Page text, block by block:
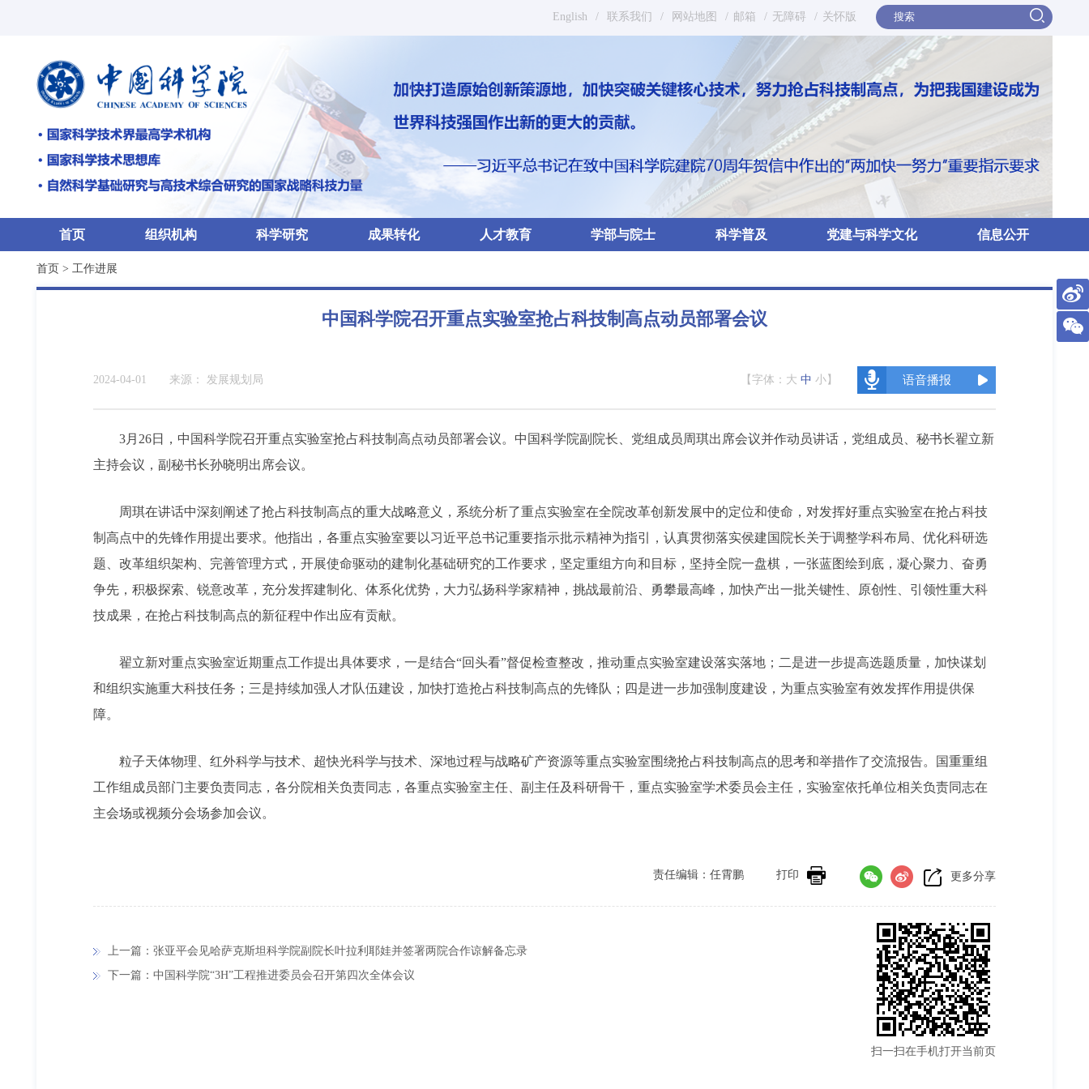
English / 联系我们 / 网站地图 / 邮箱 / 无障碍 / 关怀版
首页 组织机构 科学研究 成果转化 人才教育 学部与院士 科学普及 党建与科学文化 信息公开
首页 > 工作进展
中国科学院召开重点实验室抢占科技制高点动员部署会议
2024-04-01 来源： 发展规划局 【字体： 大 中 小 】 语音播报
3月26日，中国科学院召开重点实验室抢占科技制高点动员部署会议。中国科学院副院长、党组成员周琪出席会议并作动员讲话，党组成员、秘书长翟立新
主持会议，副秘书长孙晓明出席会议。
周琪在讲话中深刻阐述了抢占科技制高点的重大战略意义，系统分析了重点实验室在全院改革创新发展中的定位和使命，对发挥好重点实验室在抢占科技
制高点中的先锋作用提出要求。他指出，各重点实验室要以习近平总书记重要指示批示精神为指引，认真贯彻落实侯建国院长关于调整学科布局、优化科研选
题、改革组织架构、完善管理方式，开展使命驱动的建制化基础研究的工作要求，坚定重组方向和目标，坚持全院一盘棋，一张蓝图绘到底，凝心聚力、奋勇
争先，积极探索、锐意改革，充分发挥建制化、体系化优势，大力弘扬科学家精神，挑战最前沿、勇攀最高峰，加快产出一批关键性、原创性、引领性重大科
技成果，在抢占科技制高点的新征程中作出应有贡献。
翟立新对重点实验室近期重点工作提出具体要求，一是结合“回头看”督促检查整改，推动重点实验室建设落实落地；二是进一步提高选题质量，加快谋划
和组织实施重大科技任务；三是持续加强人才队伍建设，加快打造抢占科技制高点的先锋队；四是进一步加强制度建设，为重点实验室有效发挥作用提供保
障。
粒子天体物理、红外科学与技术、超快光科学与技术、深地过程与战略矿产资源等重点实验室围绕抢占科技制高点的思考和举措作了交流报告。国重重组
工作组成员部门主要负责同志，各分院相关负责同志，各重点实验室主任、副主任及科研骨干，重点实验室学术委员会主任，实验室依托单位相关负责同志在
主会场或视频分会场参加会议。
更多分享
打印
责任编辑：任霄鹏
上一篇：张亚平会见哈萨克斯坦科学院副院长叶拉利耶娃并签署两院合作谅解备忘录
下一篇：中国科学院“3H”工程推进委员会召开第四次全体会议
扫一扫在手机打开当前页